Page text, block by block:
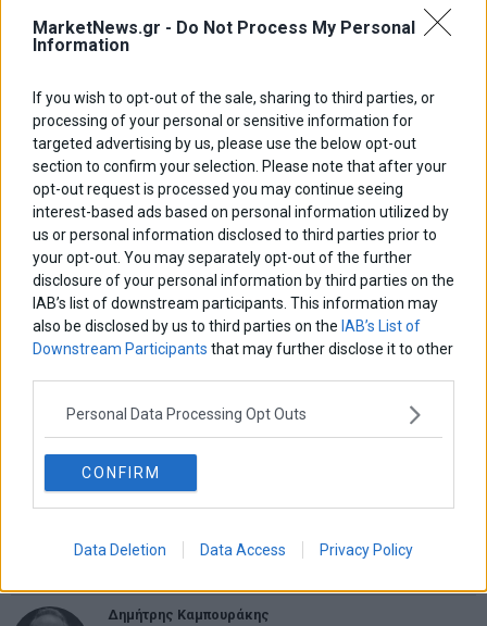
MarketNews.gr - Do Not Process My Personal
Information
If you wish to opt-out of the sale, sharing to third parties, or
processing of your personal or sensitive information for
targeted advertising by us, please use the below opt-out
section to confirm your selection. Please note that after your
opt-out request is processed you may continue seeing
interest-based ads based on personal information utilized by
us or personal information disclosed to third parties prior to
your opt-out. You may separately opt-out of the further
disclosure of your personal information by third parties on the
IAB’s list of downstream participants. This information may
also be disclosed by us to third parties on the IAB’s List of
Downstream Participants that may further disclose it to other
Personal Data Processing Opt Outs
CONFIRM
Data Deletion Data Access Privacy Policy
ΑΡΘΡΟΓΡΑΦΟΙ
Ελευθερία Κούρταλη
Οι «τιμωροί» των ομολόγων επέστρεψαν
Εύη Φραγκάκη
Σταματίνα Σταματάκου
Δημήτρης Καμπουράκης